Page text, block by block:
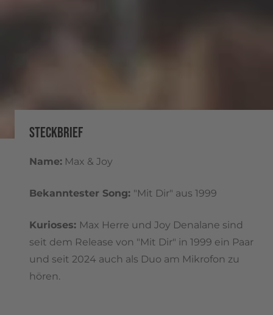
STECKBRIEF
Name: Max & Joy
Bekanntester Song: "Mit Dir" aus 1999
Kurioses: Max Herre und Joy Denalane sind
seit dem Release von "Mit Dir" in 1999 ein Paar
und seit 2024 auch als Duo am Mikrofon zu
hören.